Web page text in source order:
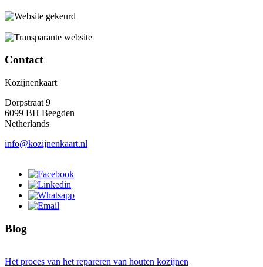
Contact
Kozijnenkaart
Dorpstraat 9
6099 BH Beegden
Netherlands
info@kozijnenkaart.nl
Blog
Het proces van het repareren van houten kozijnen